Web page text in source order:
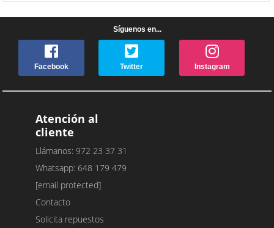
Síguenos en...
Facebook Twitter Instagram
Atención al
cliente
Llámanos: 972 23 37 31
Whatsapp: 648 179 479
[email protected]
Contacto
Solicita repuestos